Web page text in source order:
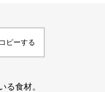
ピーする
る食材。